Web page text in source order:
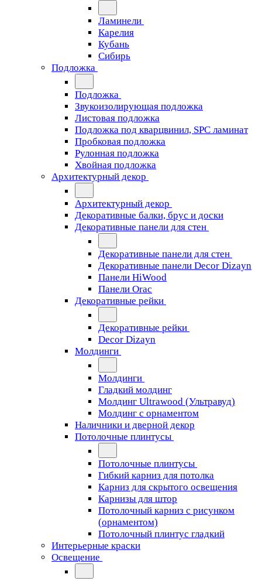
Ламинели
Карелия
Кубань
Сибирь
Подложка
Подложка
Звукоизолирующая подложка
Листовая подложка
Подложка под кварцвинил, SPC ламинат
Пробковая подложка
Рулонная подложка
Хвойная подложка
Архитектурный декор
Архитектурный декор
Декоративные балки, брус и доски
Декоративные панели для стен
Декоративные панели для стен
Декоративные панели Decor Dizayn
Панели HiWood
Панели Orac
Декоративные рейки
Декоративные рейки
Decor Dizayn
Молдинги
Молдинги
Гладкий молдинг
Молдинг Ultrawood (Ультравуд)
Молдинг с орнаментом
Наличники и дверной декор
Потолочные плинтусы
Потолочные плинтусы
Гибкий карниз для потолка
Карниз для скрытого освещения
Карнизы для штор
Потолочный карниз с рисунком
(орнаментом)
Потолочный плинтус гладкий
Интерьерные краски
Освещение